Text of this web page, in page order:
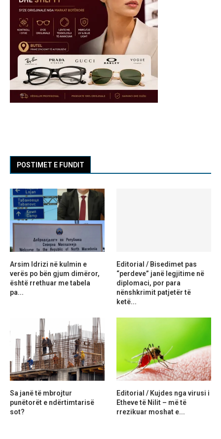
POSTIMET E FUNDIT
Arsim Idrizi në kulmin e
verës po bën gjum dimëror,
është rrethuar me tabela
pa...
Editorial / Bisedimet pas
“perdeve” janë legjitime në
diplomaci, por para
nënshkrimit patjetër të
ketë...
Sa janë të mbrojtur
punëtorët e ndërtimtarisë
sot?
Editorial / Kujdes nga virusi i
Etheve të Nilit – më të
rrezikuar moshat e...